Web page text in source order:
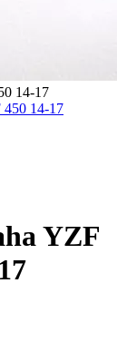
14-17
YZF